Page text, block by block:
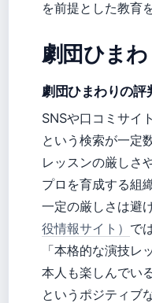
を前提とした教育
劇団ひま
劇団ひまわりの評
SNSや口コミサイ
という検索が一定
レッスンの厳しさ
プロを育成する組
一定の厳しさは避
役情報サイト） で
「本格的な演技レ
本人も楽しんでいる
というポジティブ